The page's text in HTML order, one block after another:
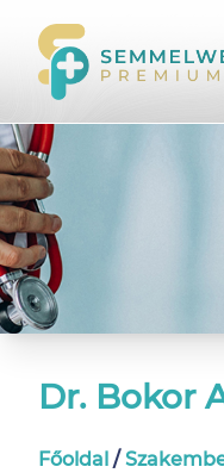
Dr. Bokor
Főoldal /